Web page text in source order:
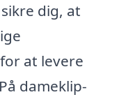
dig, at
at levere
dameklip-